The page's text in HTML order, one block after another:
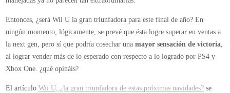
Entonces, ¿será Wii U la gran triunfadora para este final de año? En
ningún momento, lógicamente, se prevé que ésta logre superar en ventas a
la next gen, pero sí que podría cosechar unamayor sensación de victoria,
al lograr vender más de lo esperado con respecto a lo logrado por PS4 y
Xbox One. ¿qué opináis?
El artículoWii U, ¿la gran triunfadora de estas próximas navidades? se